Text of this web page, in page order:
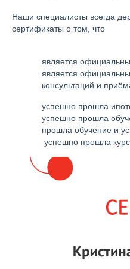
Наши специалисты всегда
сертификаты о том, что
является
является
консультаций и
успешно прошла
успешно прошла
прошла обучение и
успешно прошла